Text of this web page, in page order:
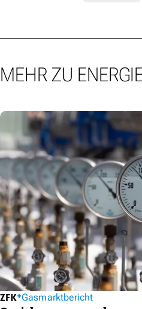
MEHR ZU
Gasmarktbericht